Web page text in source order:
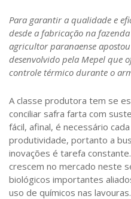
Para garantir a qualidade e
desde a fabricação na
agricultor paranaense
desenvolvido pela Mepel que
controle térmico durante o
A classe produtora tem se
conciliar safra farta com
fácil, afinal, é necessário
produtividade, portanto a
inovações é tarefa
crescem no mercado neste
biológicos importantes
uso de químicos nas lavouras.